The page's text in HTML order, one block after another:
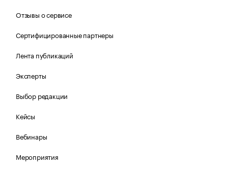
Отзывы о сервисе
Сертифицированные партнеры
Лента публикаций
Эксперты
Выбор редакции
Кейсы
Вебинары
Мероприятия